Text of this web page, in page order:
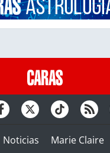
Noticias Marie Claire